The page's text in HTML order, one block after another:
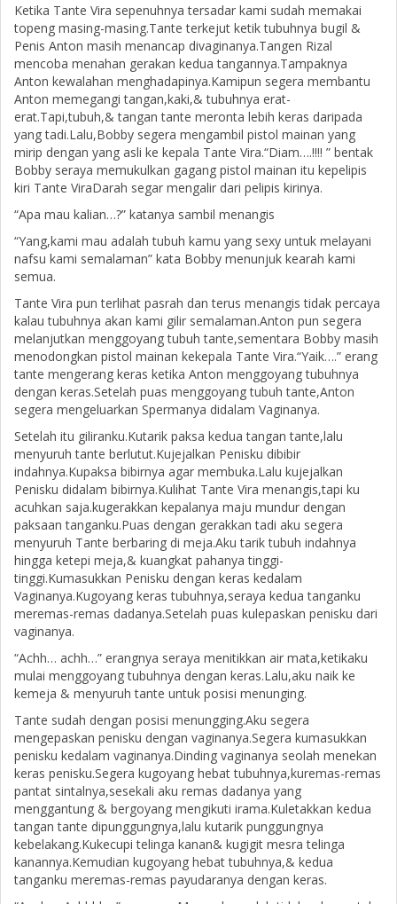
Ketika Tante Vira sepenuhnya tersadar kami sudah memakai
topeng masing-masing.Tante terkejut ketik tubuhnya bugil &
Penis Anton masih menancap divaginanya.Tangen Rizal
mencoba menahan gerakan kedua tangannya.Tampaknya
Anton kewalahan menghadapinya.Kamipun segera membantu
Anton memegangi tangan,kaki,& tubuhnya erat-
erat.Tapi,tubuh,& tangan tante meronta lebih keras daripada
yang tadi.Lalu,Bobby segera mengambil pistol mainan yang
mirip dengan yang asli ke kepala Tante Vira.“Diam….!!!! ” bentak
Bobby seraya memukulkan gagang pistol mainan itu kepelipis
kiri Tante ViraDarah segar mengalir dari pelipis kirinya.
“Apa mau kalian…?” katanya sambil menangis
“Yang,kami mau adalah tubuh kamu yang sexy untuk melayani
nafsu kami semalaman” kata Bobby menunjuk kearah kami
semua.
Tante Vira pun terlihat pasrah dan terus menangis tidak percaya
kalau tubuhnya akan kami gilir semalaman.Anton pun segera
melanjutkan menggoyang tubuh tante,sementara Bobby masih
menodongkan pistol mainan kekepala Tante Vira.“Yaik….” erang
tante mengerang keras ketika Anton menggoyang tubuhnya
dengan keras.Setelah puas menggoyang tubuh tante,Anton
segera mengeluarkan Spermanya didalam Vaginanya.
Setelah itu giliranku.Kutarik paksa kedua tangan tante,lalu
menyuruh tante berlutut.Kujejalkan Penisku dibibir
indahnya.Kupaksa bibirnya agar membuka.Lalu kujejalkan
Penisku didalam bibirnya.Kulihat Tante Vira menangis,tapi ku
acuhkan saja.kugerakkan kepalanya maju mundur dengan
paksaan tanganku.Puas dengan gerakkan tadi aku segera
menyuruh Tante berbaring di meja.Aku tarik tubuh indahnya
hingga ketepi meja,& kuangkat pahanya tinggi-
tinggi.Kumasukkan Penisku dengan keras kedalam
Vaginanya.Kugoyang keras tubuhnya,seraya kedua tanganku
meremas-remas dadanya.Setelah puas kulepaskan penisku dari
vaginanya.
“Achh… achh…” erangnya seraya menitikkan air mata,ketikaku
mulai menggoyang tubuhnya dengan keras.Lalu,aku naik ke
kemeja & menyuruh tante untuk posisi menunging.
Tante sudah dengan posisi menungging.Aku segera
mengepaskan penisku dengan vaginanya.Segera kumasukkan
penisku kedalam vaginanya.Dinding vaginanya seolah menekan
keras penisku.Segera kugoyang hebat tubuhnya,kuremas-remas
pantat sintalnya,sesekali aku remas dadanya yang
menggantung & bergoyang mengikuti irama.Kuletakkan kedua
tangan tante dipunggungnya,lalu kutarik punggungnya
kebelakang.Kukecupi telinga kanan& kugigit mesra telinga
kanannya.Kemudian kugoyang hebat tubuhnya,& kedua
tanganku meremas-remas payudaranya dengan keras.